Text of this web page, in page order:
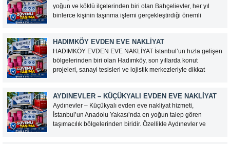
yoğun ve köklü ilçelerinden biri olan Bahçelievler, her yıl
binlerce kişinin taşınma işlemi gerçekleştirdiği önemli
nedeniyle Bahçelievler evden eve nakliyat hizmetlerine...
HADIMKÖY EVDEN EVE NAKLİYAT
HADIMKÖY EVDEN EVE NAKLİYAT İstanbul’un hızla gelişen
bölgelerinden biri olan Hadımköy, son yıllarda konut
projeleri, sanayi tesisleri ve lojistik merkezleriyle dikkat
artırmıştır. Hadımköy evden...
AYDINEVLER – KÜÇÜKYALI EVDEN EVE NAKLIYAT
Aydınevler – Küçükyalı evden eve nakliyat hizmeti,
İstanbul’un Anadolu Yakası’nda en yoğun talep gören
taşımacılık bölgelerinden biridir. Özellikle Aydınevler ve
Cevap Yaz